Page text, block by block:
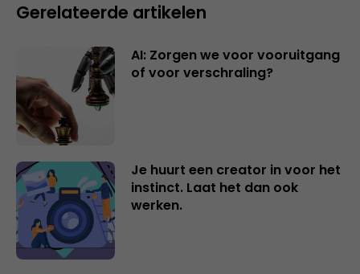
Gerelateerde artikelen
AI: Zorgen we voor vooruitgang
of voor verschraling?
Je huurt een creator in voor het
instinct. Laat het dan ook
werken.